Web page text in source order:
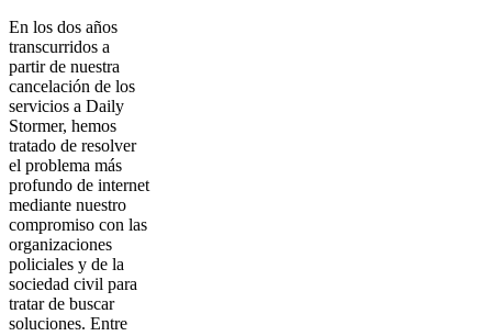
En los dos años
transcurridos a
partir de nuestra
cancelación de los
servicios a Daily
Stormer, hemos
tratado de resolver
el problema más
profundo de internet
mediante nuestro
compromiso con las
organizaciones
policiales y de la
sociedad civil para
tratar de buscar
soluciones. Entre